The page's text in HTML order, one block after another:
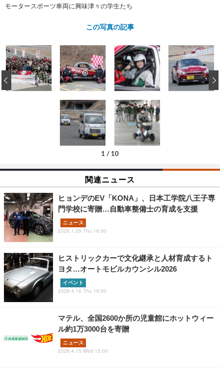
ェクト
モータースポーツ車両に興味津々の学生たち
この写真の記事
1 / 10
‹
関連ニュース
ヒョンデのEV「KONA」、日本工学院八王子専
門学校に寄贈…自動車整備士の育成を支援
ニュース
2026.1.29 Thu 16:00
ヒストリックカーで文化継承と人材育成するト
ヨタ…オートモビルカウンシル2026
イベント
2026.4.16 Thu 19:00
マテル、全国2600か所の児童館にホットウィー
ル約1万3000台を寄贈
ニュース
2026.4.15 Wed 15:00